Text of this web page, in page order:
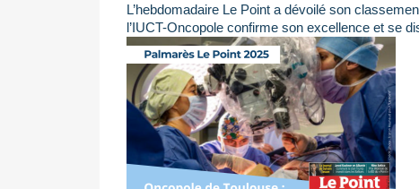
L’hebdomadaire Le Point a dévoilé son
l’IUCT-Oncopole confirme son excellence et se